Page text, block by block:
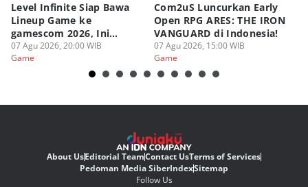
Level Infinite Siap Bawa
Lineup Game ke
gamescom 2026, Ini
Judulnya!
07 Agu 2026, 20:00 WIB
Game
Com2uS Luncurkan Early
Open RPG ARES: THE IRON
VANGUARD di Indonesia!
07 Agu 2026, 15:00 WIB
Game
About UsEditorial TeamContact UsTerms of Services
Pedoman Media SiberIndexSitemap
Follow Us